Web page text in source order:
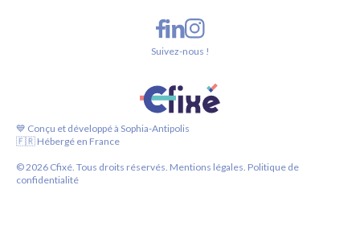
💙 Conçu et développé à Sophia-Antipolis
🇫🇷 Hébergé en France
©2026 Cfixé. Tous droits réservés. Mentions légales. Politique de
confidentialité
Suivez-nous !